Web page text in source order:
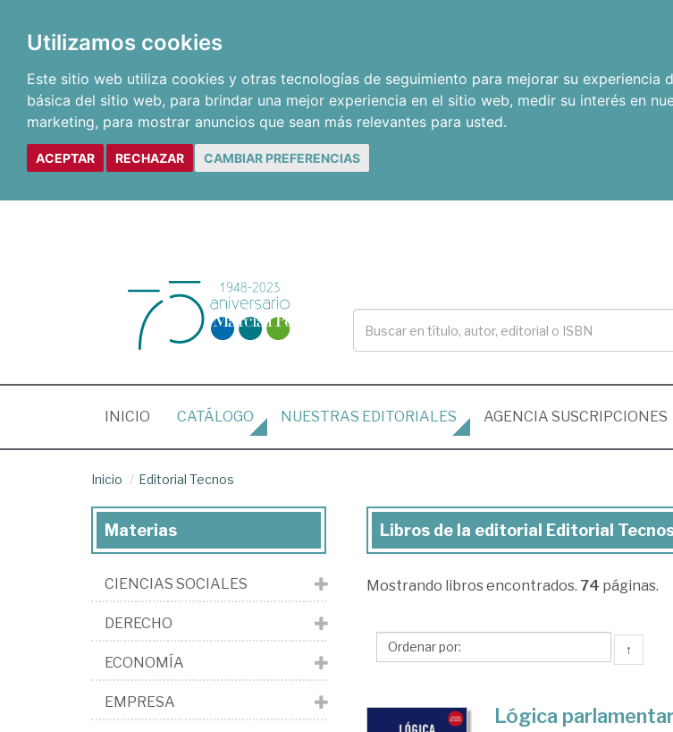
Utilizamos cookies
Este sitio web utiliza cookies y otras tecnologías de seguimiento para mejorar su experiencia
básica del sitio web, para brindar una mejor experiencia en el sitio web, medir su interés en
marketing, para mostrar anuncios que sean más relevantes para usted.
ACEPTAR RECHAZAR CAMBIAR PREFERENCIAS
INICIO (CURRENT)
CATÁLOGO NUESTRAS EDITORIALES AGENCIA SUSCRIPCIONES
Inicio Editorial Tecnos
Libros
la
Editorial
Libros de la editorial Editorial
Mostrando libros encontrados. 74 páginas.
↑
Lógica
Materias
CIENCIAS SOCIALES
DERECHO
ECONOMÍA
EMPRESA